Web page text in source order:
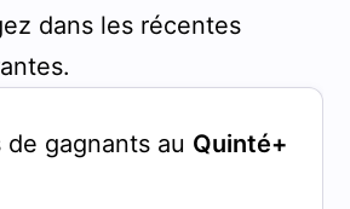
dans les récentes
gagnants au Quinté+